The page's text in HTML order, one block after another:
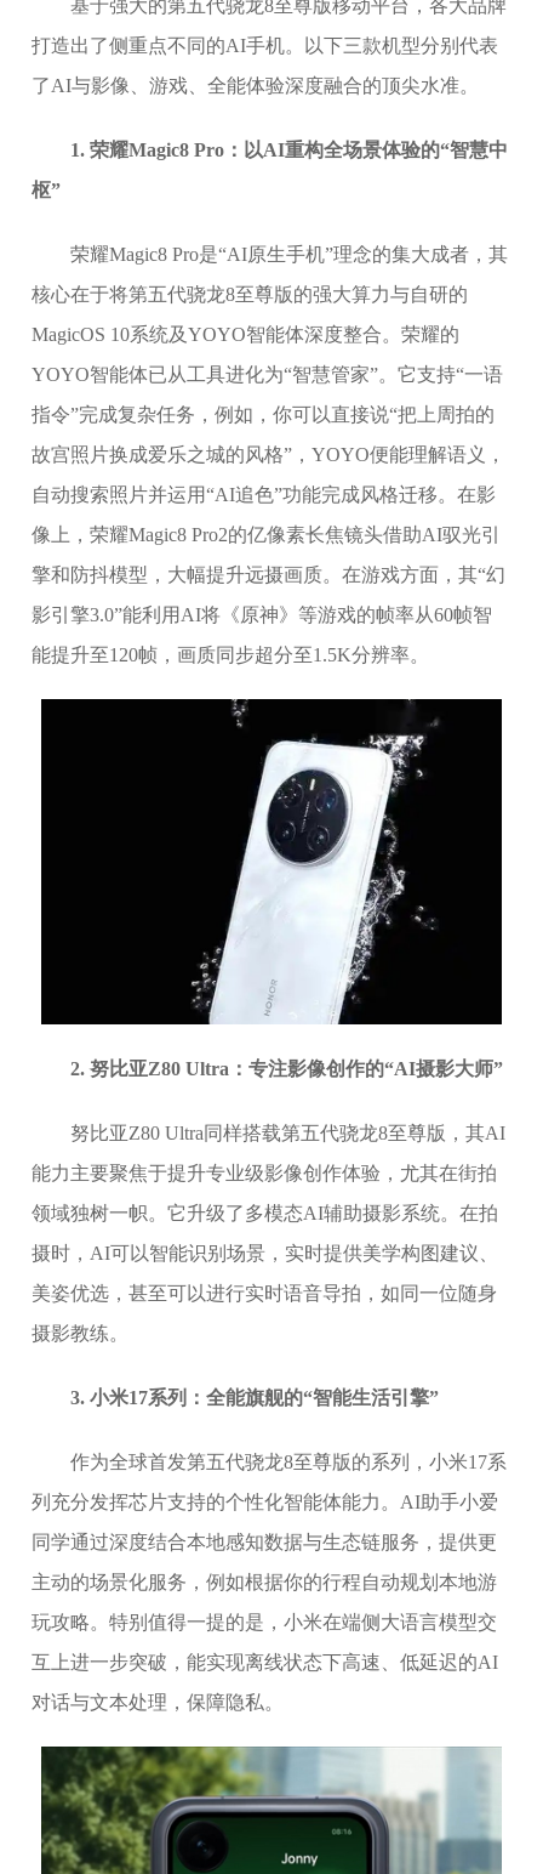
基于强大的第五代骁龙8至尊版移动平台，各大品牌
打造出了侧重点不同的AI手机。以下三款机型分别代表
了AI与影像、游戏、全能体验深度融合的顶尖水准。
1. 荣耀Magic8 Pro：以AI重构全场景体验的“智慧中
枢”
荣耀Magic8 Pro是“AI原生手机”理念的集大成者，其
核心在于将第五代骁龙8至尊版的强大算力与自研的
MagicOS 10系统及YOYO智能体深度整合。荣耀的
YOYO智能体已从工具进化为“智慧管家”。它支持“一语
指令”完成复杂任务，例如，你可以直接说“把上周拍的
故宫照片换成爱乐之城的风格”，YOYO便能理解语义，
自动搜索照片并运用“AI追色”功能完成风格迁移。在影
像上，荣耀Magic8 Pro2的亿像素长焦镜头借助AI驭光引
擎和防抖模型，大幅提升远摄画质。在游戏方面，其“幻
影引擎3.0”能利用AI将《原神》等游戏的帧率从60帧智
能提升至120帧，画质同步超分至1.5K分辨率。
2. 努比亚Z80 Ultra：专注影像创作的“AI摄影大师”
努比亚Z80 Ultra同样搭载第五代骁龙8至尊版，其AI
能力主要聚焦于提升专业级影像创作体验，尤其在街拍
领域独树一帜。它升级了多模态AI辅助摄影系统。在拍
摄时，AI可以智能识别场景，实时提供美学构图建议、
美姿优选，甚至可以进行实时语音导拍，如同一位随身
摄影教练。
3. 小米17系列：全能旗舰的“智能生活引擎”
作为全球首发第五代骁龙8至尊版的系列，小米17系
列充分发挥芯片支持的个性化智能体能力。AI助手小爱
同学通过深度结合本地感知数据与生态链服务，提供更
主动的场景化服务，例如根据你的行程自动规划本地游
玩攻略。特别值得一提的是，小米在端侧大语言模型交
互上进一步突破，能实现离线状态下高速、低延迟的AI
对话与文本处理，保障隐私。